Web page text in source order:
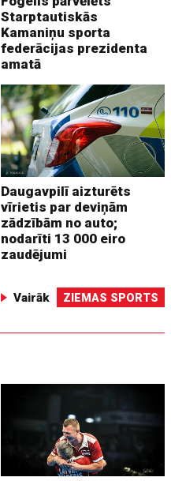
Starptautiskās
Kamaniņu sporta
federācijas prezidenta
amatā
Daugavpilī aizturēts
vīrietis par deviņām
zādzībām no auto;
nodarīti 13 000 eiro
zaudējumi
Vairāk ZIEMAS SPORTS